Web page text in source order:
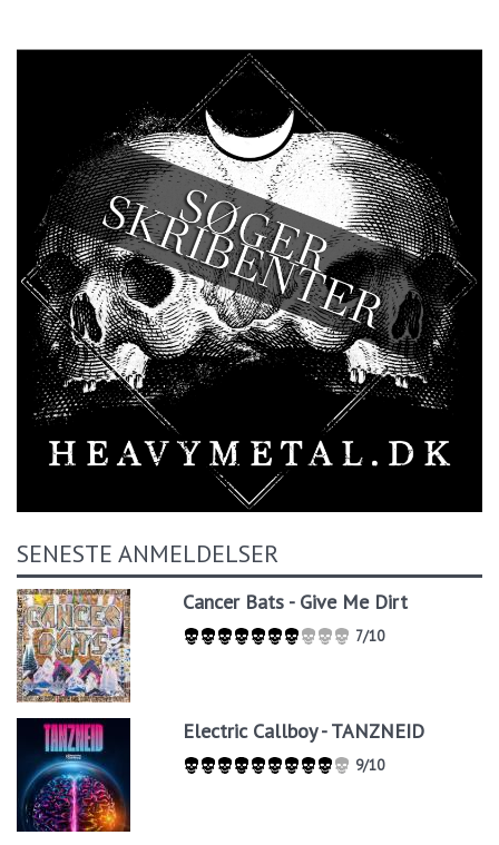
SENESTE ANMELDELSER
Cancer Bats - Give Me Dirt
7/10
Electric Callboy - TANZNEID
9/10